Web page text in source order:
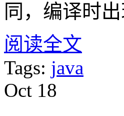
同，编译时
阅读全文
Tags: java
Oct 18